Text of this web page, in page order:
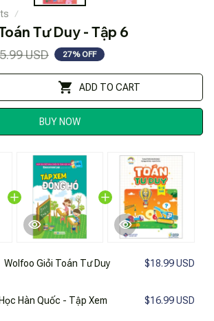
Tư Duy - Tập 6
USD 27% OFF
ADD TO CART
BUY NOW
Wolfoo Giỏi Toán Tư Duy
$18.99 USD
Hàn Quốc - Tập Xem
$16.99 USD